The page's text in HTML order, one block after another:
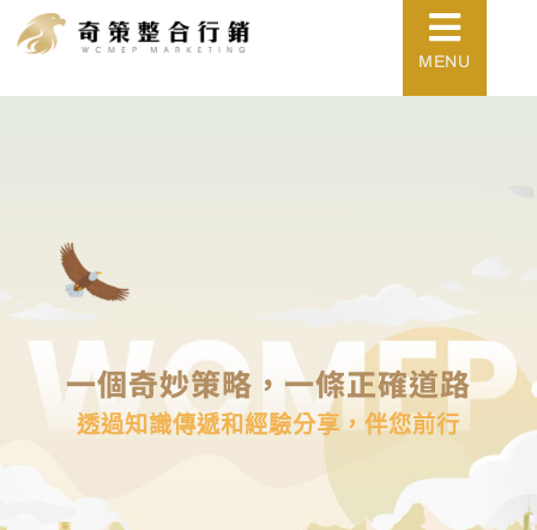
MENU
一個奇妙策略，一條正確道路
透過知識傳遞和經驗分享，伴您前行